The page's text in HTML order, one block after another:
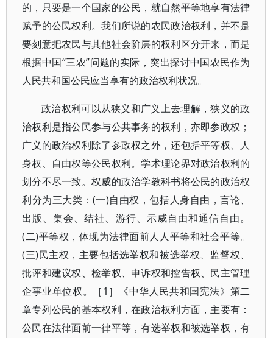
的，只要是一个国家的公民，就自然平等地享有法律
赋予的公民权利。我们所说的农民政治权利，并不是
要刻意把农民与其他社会阶层的权利区分开来，而是
根据中国“三农”问题的实际，突出探讨中国农民作为
人民共和国公民应当享有的政治权利状况。
政治权利可以从狭义和广义上去理解，狭义的政
治权利是指公民参与公共事务的权利，亦即参政权；
广义的政治权利除了参政权之外，还包括平等权、人
身权、自由权等公民权利。学术理论界对政治权利的
划分不尽一致。权威的政治学教科书将公民的政治权
利分为三大类：(一)自由权，包括人身自由，言论、
出版、集会、结社、游行、示威自由和通信自由。
(二)平等权，体现为法律面前人人平等和社会平等。
(三)民主权，主要包括选举权和被选举权、监督权、
批评和建议权、检举权、申诉权和控告权、民主管理
企事业单位权。［1］《中华人民共和国宪法》第二
章专列公民的基本权利，在政治权利方面，主要有：
公民在法律面前一律平等，有选举权和被选举权，有